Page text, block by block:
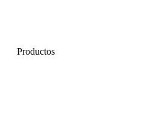
Productos